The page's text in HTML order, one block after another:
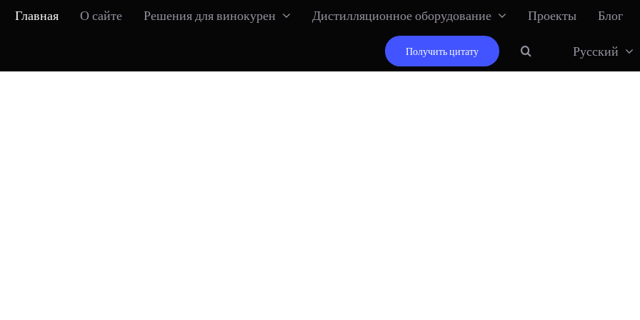
Главная О сайте Решения для винокурен Дистилляционное оборудование Проекты Блог
Получить цитату Русский